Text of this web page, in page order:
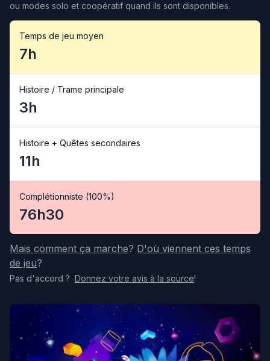
ou modes solo et coopératif quand ils sont disponibles.
Temps de jeu moyen
7h
Histoire / Trame principale
3h
Histoire + Quêtes secondaires
11h
Complétionniste (100%)
76h30
Mais comment ça marche? D'où viennent ces temps
de jeu?
Pas d'accord ? Donnez votre avis à la source!